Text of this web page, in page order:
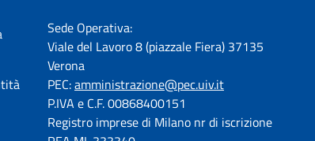
Sede Operativa:
Viale del Lavoro 8 (piazzale Fiera) 37135
Verona
PEC:amministrazione@pec.uiv.it
P.IVA e C.F. 00868400151
Registro imprese di Milano nr di iscrizione